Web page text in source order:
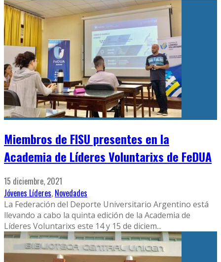
Miembros de FISU presentes en la
Academia de Líderes Voluntarixs de FeDUA
15 diciembre, 2021
Jóvenes Líderes, Novedades
La Federación del Deporte Universitario Argentino está
llevando a cabo la quinta edición de la Academia de
Líderes Voluntarixs este 14 y 15 de diciem...